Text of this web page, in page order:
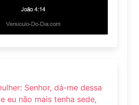
Senhor, dá-me dessa
eu não mais tenha sede,